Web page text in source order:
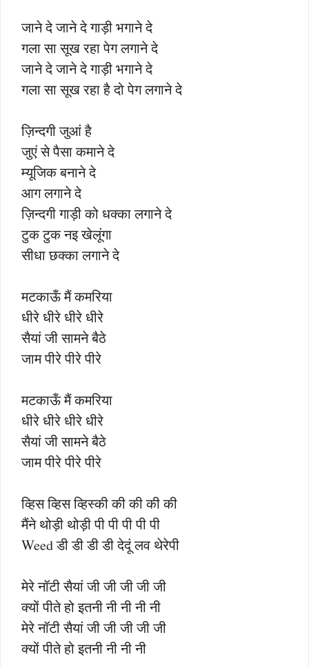
जाने दे जाने दे गाड़ी भगाने दे
गला सा सूख रहा पेग लगाने दे
जाने दे जाने दे गाड़ी भगाने दे
गला सा सूख रहा है दो पेग लगाने दे
ज़िन्दगी जुआं है
जुएं से पैसा कमाने दे
म्यूजिक बनाने दे
आग लगाने दे
ज़िन्दगी गाड़ी को धक्का लगाने दे
टुक टुक नइ खेलूंगा
सीधा छक्का लगाने दे
मटकाऊँ मैं कमरिया
धीरे धीरे धीरे धीरे
सैयां जी सामने बैठे
जाम पीरे पीरे पीरे
मटकाऊँ मैं कमरिया
धीरे धीरे धीरे धीरे
सैयां जी सामने बैठे
जाम पीरे पीरे पीरे
व्हिस व्हिस व्हिस्की की की की की
मैंने थोड़ी थोड़ी पी पी पी पी पी
Weed डी डी डी डी देदूं लव थेरेपी
मेरे नॉटी सैयां जी जी जी जी जी
क्यों पीते हो इतनी नी नी नी नी
मेरे नॉटी सैयां जी जी जी जी जी
क्यों पीते हो इतनी नी नी नी